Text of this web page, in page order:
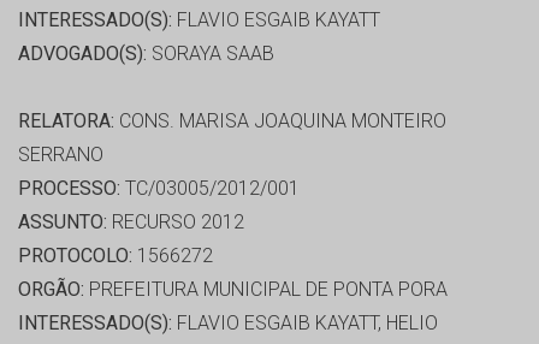
INTERESSADO(S): FLAVIO ESGAIB KAYATT
ADVOGADO(S): SORAYA SAAB
RELATORA: CONS. MARISA JOAQUINA MONTEIRO
SERRANO
PROCESSO: TC/03005/2012/001
ASSUNTO: RECURSO 2012
PROTOCOLO: 1566272
ORGÃO: PREFEITURA MUNICIPAL DE PONTA PORA
INTERESSADO(S): FLAVIO ESGAIB KAYATT, HELIO